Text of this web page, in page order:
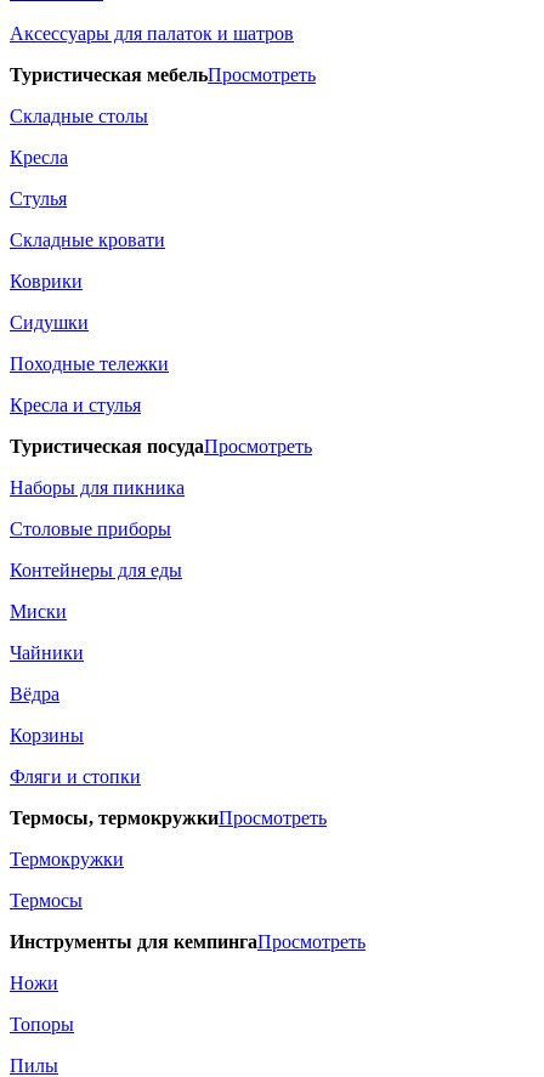
Аксессуары для палаток и шатров
Туристическая мебельПросмотреть
Складные столы
Кресла
Стулья
Складные кровати
Коврики
Сидушки
Походные тележки
Кресла и стулья
Туристическая посудаПросмотреть
Наборы для пикника
Столовые приборы
Контейнеры для еды
Миски
Чайники
Вёдра
Корзины
Фляги и стопки
Термосы, термокружкиПросмотреть
Термокружки
Термосы
Инструменты для кемпингаПросмотреть
Ножи
Топоры
Пилы